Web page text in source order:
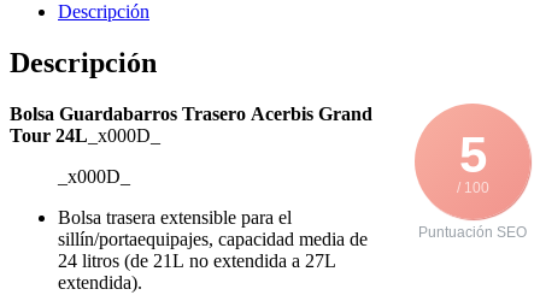
Descripción
Descripción
5
/ 100
Puntuación SEO
Bolsa Guardabarros Trasero Acerbis Grand
Tour 24L _x000D_
_x000D_
Bolsa trasera extensible para el
sillín/portaequipajes, capacidad media de
24 litros (de 21L no extendida a 27L
extendida).